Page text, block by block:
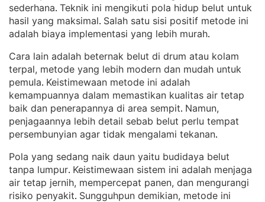
sederhana. Teknik ini mengikuti pola hidup belut untuk
hasil yang maksimal. Salah satu sisi positif metode ini
adalah biaya implementasi yang lebih murah.
Cara lain adalah beternak belut di drum atau kolam
terpal, metode yang lebih modern dan mudah untuk
pemula. Keistimewaan metode ini adalah
kemampuannya dalam memastikan kualitas air tetap
baik dan penerapannya di area sempit. Namun,
penjagaannya lebih detail sebab belut perlu tempat
persembunyian agar tidak mengalami tekanan.
Pola yang sedang naik daun yaitu budidaya belut
tanpa lumpur. Keistimewaan sistem ini adalah menjaga
air tetap jernih, mempercepat panen, dan mengurangi
risiko penyakit. Sungguhpun demikian, metode ini